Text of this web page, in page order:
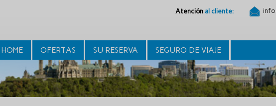
Atención al cliente:
HOME OFERTAS SU RESERVA SEGURO DE VIAJE